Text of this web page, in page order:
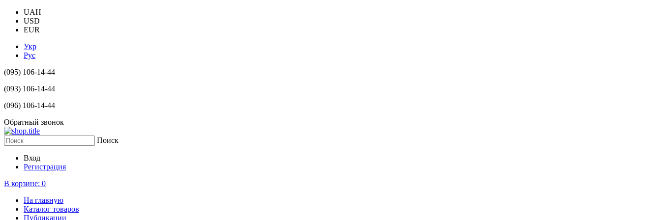
UAH
USD
EUR
Укр
Рус
(095) 106-14-44
(093) 106-14-44
(096) 106-14-44
Обратный звонок
Поиск
Вход
Регистрация
В корзине: 0
На главную
Каталог товаров
Публикации